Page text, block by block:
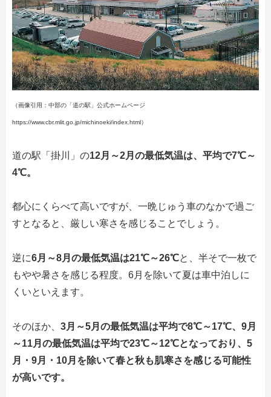
（画像引用：中部の「道の駅」公式ホームページ
https://www.cbr.mlit.go.jp/michinoeki/index.html）
道の駅「掛川」の12月～2月の最低気温は、平均で7℃～
4℃。
都心にくらべて高いですが、一晩じゅう車のなかで過ご
すとなると、厳しい寒さを感じることでしょう。
逆に6月～8月の最低気温は21℃～26℃と、半そで一枚で
もやや暑さを感じる程度。6月を除いて夏は車中泊しに
くいといえます。
そのほか、 3月～5月の最低気温は平均で8℃～17℃、9月
～11月の最低気温は平均で23℃～12℃となっており、5
月・9月・10月を除いて春と秋も肌寒さを感じる可能性
が高いです。